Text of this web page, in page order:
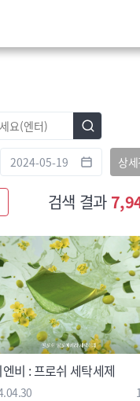
상
검색 결과
비 : 프로쉬 세탁세제